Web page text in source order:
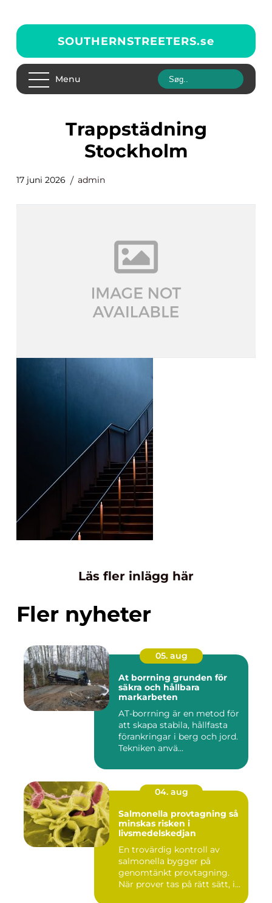
SOUTHERNSTREETERS.se
Menu
trappstädning
Stockholm
17 juni 2026 admin
Läs fler inlägg här
Fler nyheter
05. aug
At borrning grunden för
säkra och hållbara
markarbeten
AT-borrning är en metod för
att skapa stabila, hållfasta
förankringar i berg och jord.
Tekniken anvä...
04. aug
Salmonella provtagning så
minskas risken i
livsmedelskedjan
En trovärdig kontroll av
salmonella bygger på
genomtänkt provtagning.
När prover tas på rätt sätt, i...